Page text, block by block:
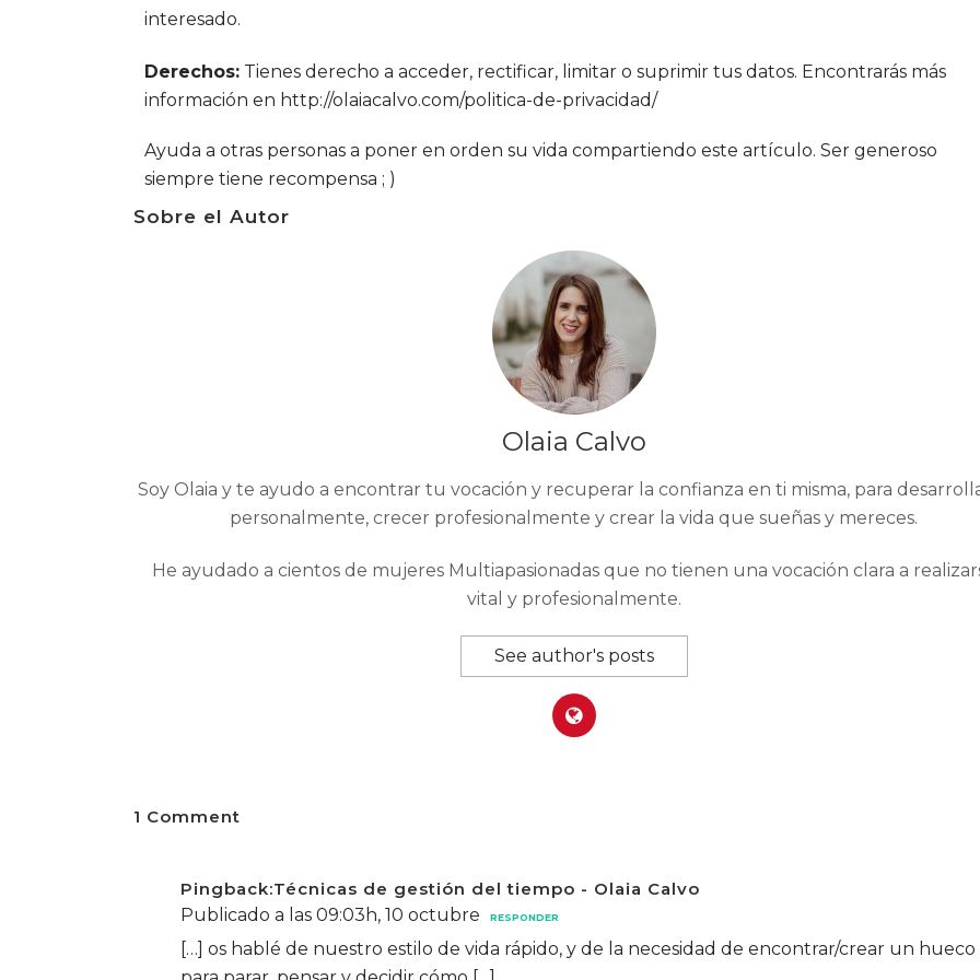
interesado.
Derechos: Tienes derecho a acceder, rectificar, limitar o suprimir tus datos. Encontrarás más
información en http://olaiacalvo.com/politica-de-privacidad/
Ayuda a otras personas a poner en orden su vida compartiendo este artículo. Ser generoso
siempre tiene recompensa ; )
Sobre el Autor
Olaia Calvo
Soy Olaia y te ayudo a encontrar tu vocación y recuperar la confianza en ti misma, para
personalmente, crecer profesionalmente y crear la vida que sueñas y mereces.
He ayudado a cientos de mujeres Multiapasionadas que no tienen una vocación clara a
vital y profesionalmente.
See author's posts
1 Comment
Pingback:Técnicas de gestión del tiempo - Olaia Calvo
Publicado a las 09:03h, 10 octubre
RESPONDER
[…] os hablé de nuestro estilo de vida rápido, y de la necesidad de encontrar/crear un hueco